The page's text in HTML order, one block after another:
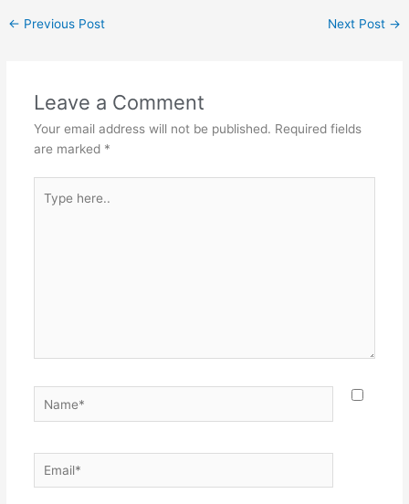
← Previous Post Next Post →
Leave a Comment
Your email address will not be published. Required fields
are marked *
here..